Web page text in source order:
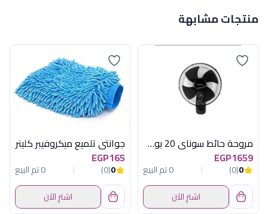
منتجات مشابهة
مروحة حائط سوناي 20 بوصة , 80 وات, 3السرعة : 3 مستويات للسرعة و مؤقت يصل الي 7.5 ساعات MAR-2011
EGP1659
0
(0)
0 تم البيع
اشترِ الآن
جوانتى تلميع ميكروفيبر كلينر
EGP165
0
(0)
0 تم البيع
اشترِ الآن